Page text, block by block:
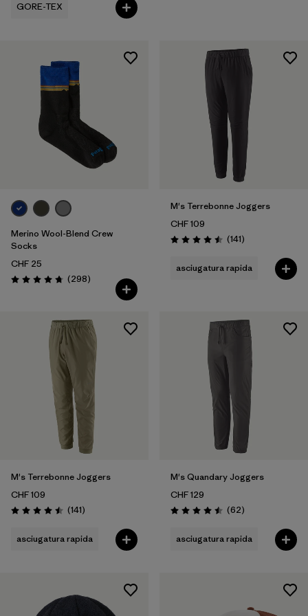
GORE-TEX
Merino Wool-Blend Crew
Socks
CHF 25
Valutazione: 4.7 / 5
(298Recensioni
)
M's Terrebonne Joggers
CHF 109
Valutazione: 4.5 / 5
(141Recensioni
)
asciugatura rapida
M's Terrebonne Joggers
CHF 109
Valutazione: 4.5 / 5
(141Recensioni
)
asciugatura rapida
M's Quandary Joggers
CHF 129
Valutazione: 4.5 / 5
(62Recensioni
)
asciugatura rapida